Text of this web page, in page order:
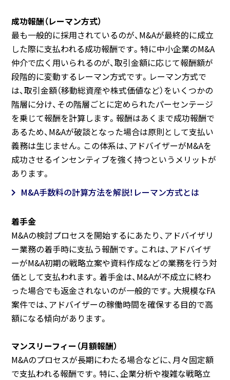
成功報酬（レーマン方式）
最も一般的に採用されているのが、M&Aが最終的に成立
した際に支払われる成功報酬です。特に中小企業のM&A
仲介で広く用いられるのが、取引金額に応じて報酬額が
段階的に変動するレーマン方式です。レーマン方式で
は、取引金額（移動総資産や株式価値など）をいくつかの
階層に分け、その階層ごとに定められたパーセンテージ
を乗じて報酬を計算します。報酬はあくまで成功報酬で
あるため、M&Aが破談となった場合は原則として支払い
義務は生じません。この体系は、アドバイザーがM&Aを
成功させるインセンティブを強く持つというメリットが
あります。
M&A手数料の計算方法を解説！レーマン方式とは
着手金
M&Aの検討プロセスを開始するにあたり、アドバイザリ
ー業務の着手時に支払う報酬です。これは、アドバイザ
ーがM&A初期の戦略立案や資料作成などの業務を行う対
価として支払われます。着手金は、M&Aが不成立に終わ
った場合でも返金されないのが一般的です。大規模なFA
案件では、アドバイザーの稼働時間を確保する目的で高
額になる傾向があります。
マンスリーフィー（月額報酬）
M&Aのプロセスが長期にわたる場合などに、月々固定額
で支払われる報酬です。特に、企業分析や複雑な戦略立